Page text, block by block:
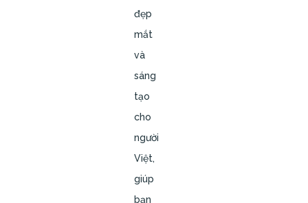
đẹp
mắt
và
sáng
tạo
cho
người
Việt,
giúp
bạn